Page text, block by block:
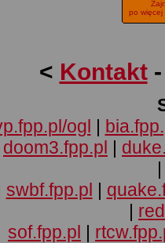
po więcej
< Kontakt
ogl |
doom3.fpp.pl |
swbf.fpp.pl |
|
sof.fpp.pl |